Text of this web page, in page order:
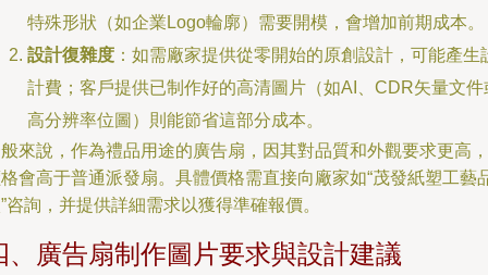
特殊形狀（如企業Logo輪廓）需要開模，會增加前期成本。
設計復雜度 ：如需廠家提供從零開始的原創設計，可能產生
計費；客戶提供已制作好的高清圖片（如AI、CDR矢量文件
高分辨率位圖）則能節省這部分成本。
來說，作為禮品用途的廣告扇，因其對品質和外觀要求更高，
會高于普通派發扇。具體價格需直接向廠家如“茂發紙塑工藝
咨詢，并提供詳細需求以獲得準確報價。
、廣告扇制作圖片要求與設計建議